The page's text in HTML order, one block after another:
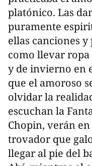
platónico. Las
puramente
ellas canciones
como llevar
y de invierno en
que el amoroso
olvidar la
escuchan la
Chopin, verán
trovador que
llegar al pie del